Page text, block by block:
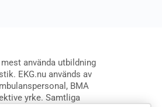
använda utbildning
EKG.nu används av
BMA
yrke. Samtliga